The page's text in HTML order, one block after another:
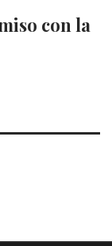
con la